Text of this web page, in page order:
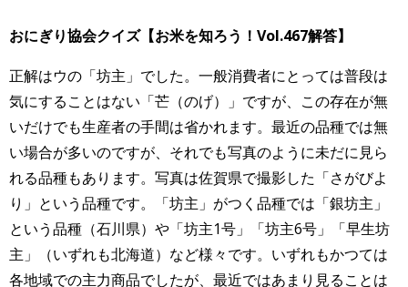
おにぎり協会クイズ【お米を知ろう！Vol.467解答】
正解はウの「坊主」でした。一般消費者にとっては普段は
気にすることはない「芒（のげ）」ですが、この存在が無
いだけでも生産者の手間は省かれます。最近の品種では無
い場合が多いのですが、それでも写真のように未だに見ら
れる品種もあります。写真は佐賀県で撮影した「さがびよ
り」という品種です。「坊主」がつく品種では「銀坊主」
という品種（石川県）や「坊主1号」「坊主6号」「早生坊
主」（いずれも北海道）など様々です。いずれもかつては
各地域での主力商品でしたが、最近ではあまり見ることは